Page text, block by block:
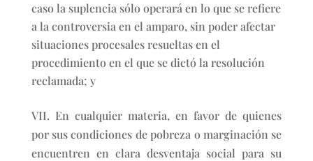
caso la suplencia sólo operará en lo que se refiere
a la controversia en el amparo, sin poder afectar
situaciones procesales resueltas en el
procedimiento en el que se dictó la resolución
reclamada; y
VII. En cualquier materia, en favor de quienes
por sus condiciones de pobreza o marginación se
encuentren en clara desventaja social para su